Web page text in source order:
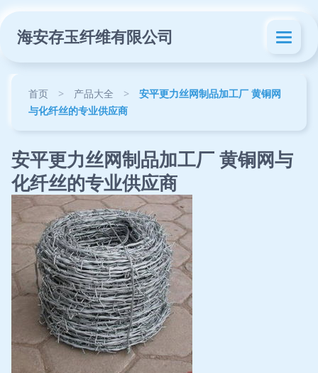
海安存玉纤维有限公司
首页 > 产品大全 >
安平更力丝网制品加工厂 黄铜网
与化纤丝的专业供应商
安平更力丝网制品加工厂 黄铜网与
化纤丝的专业供应商